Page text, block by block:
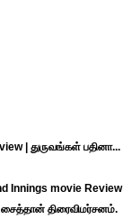
| துருவங்கள் பதினா...
Innings movie Review
திரைவிமர்சனம்.